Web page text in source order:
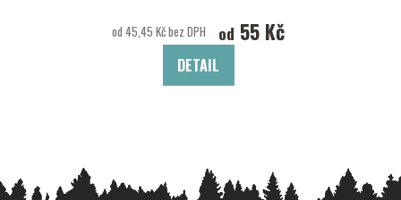
od 45,45 Kč bez DPH od 55 Kč
DETAIL